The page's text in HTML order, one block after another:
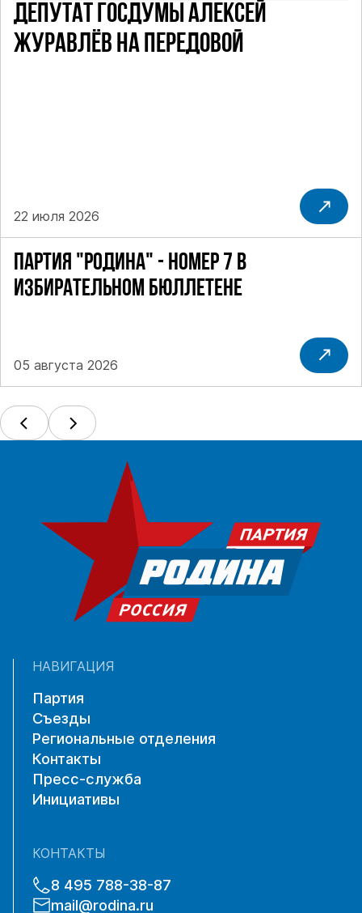
ПАРТИЯ "РОДИНА" - НОМЕР 7 В
ИЗБИРАТЕЛЬНОМ БЮЛЛЕТЕНЕ
05 августа 2026
ДЕПУТАТ ГОСДУМЫ АЛЕКСЕЙ
ЖУРАВЛЁВ НА ПЕРЕДОВОЙ
22 июля 2026
НАВИГАЦИЯ
Партия
Съезды
Региональные отделения
Контакты
Пресс-служба
Инициативы
КОНТАКТЫ
8 495 788-38-87
mail@rodina.ru